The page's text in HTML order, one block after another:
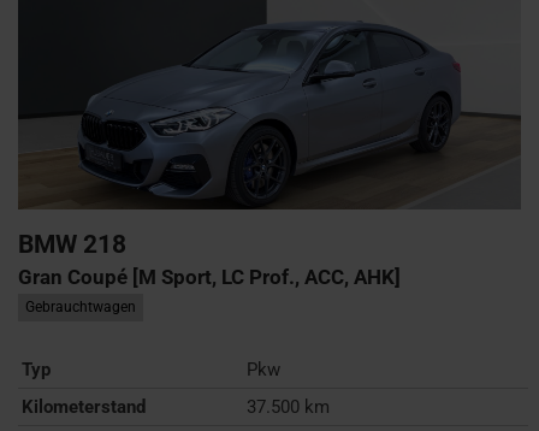
BMW 218
Gran Coupé [M Sport, LC Prof., ACC, AHK]
Gebrauchtwagen
Typ
Pkw
Kilometerstand
37.500 km